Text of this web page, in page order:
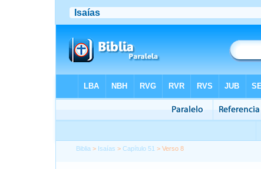
Biblia > Isaías >Capítulo 51 > Verso 8